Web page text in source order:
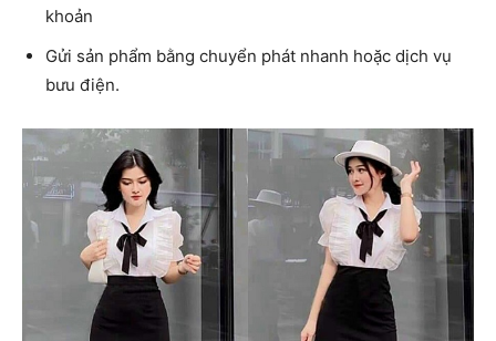
khoản
Gửi sản phẩm bằng chuyển phát nhanh hoặc dịch vụ
bưu điện.